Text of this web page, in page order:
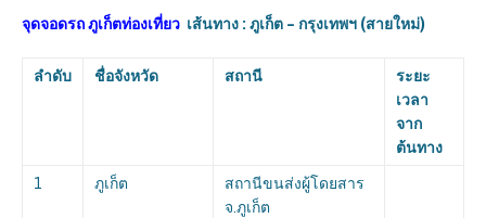
จุดจอดรถ ภูเก็ตท่องเที่ยว เส้นทาง : ภูเก็ต – กรุงเทพฯ (สายใหม่)
ลำดับ ชื่อจังหวัด สถานี
ระยะ
เวลา
จาก
ต้นทาง
1 ภูเก็ต
สถานีขนส่งผู้โดยสาร
จ.ภูเก็ต